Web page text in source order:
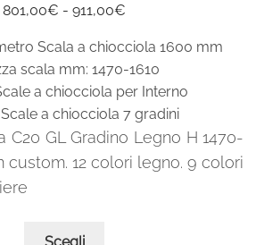
801,00€ - 911,00€
prezzo:
da
801,00€
a
911,00€
Scala a chiocciola 1600 mm
scala mm: 1470-1610
a chiocciola per Interno
Scale a chiocciola 7 gradini
C20 GL Gradino Legno H 1470-
custom. 12 colori legno. 9 colori